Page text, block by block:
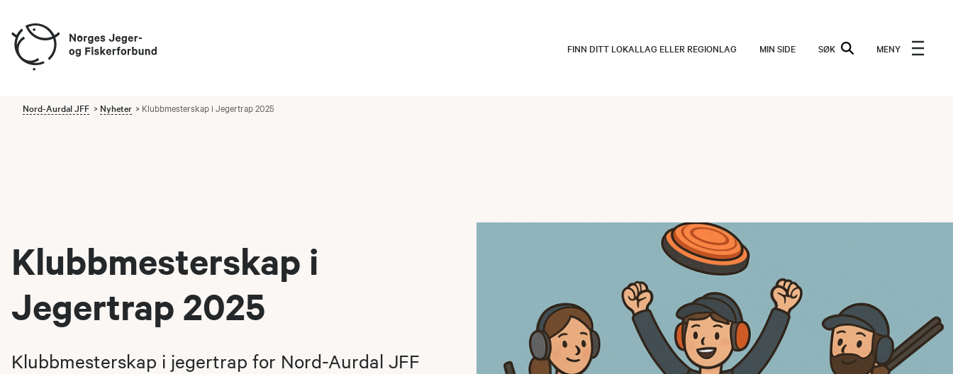
FINN DITT LOKALLAG ELLER REGIONLAG MIN SIDE SØK MENY
Nord-Aurdal JFF Nyheter Klubbmesterskap i Jegertrap 2025
Klubbmesterskap i
Jegertrap 2025
Klubbmesterskap i jegertrap for Nord-Aurdal JFF